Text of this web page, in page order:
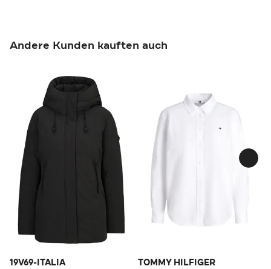
Andere Kunden kauften auch
19V69-ITALIA TOMMY HILFIGER